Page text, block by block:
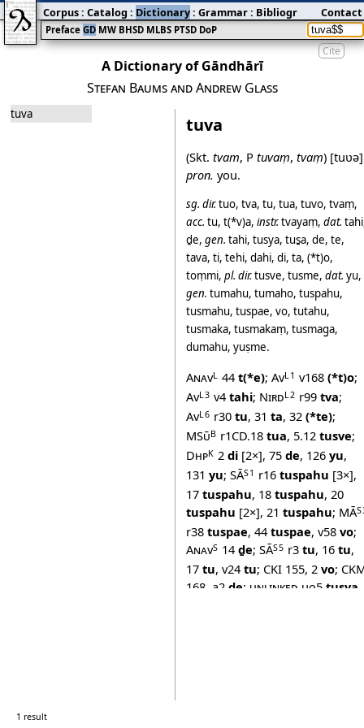
Cite
A Dictionary of Gāndhārī
Stefan Baums and Andrew Glass
tuva tuva
(Skt. tvam, P tuvaṃ, tvaṃ) [tuʋə]
pron. you.
sg. dir.tuo, tva, tu, tua, tuvo, tvaṃ,
acc. tu, t(*v)a, instr.tvayaṃ, dat. tahi
ḏe, gen. tahi, tusya, tus̱a, de, te,
tava, ti, tehi, dahi, di, ta, (*t)o,
toṃmi, pl. dir.tusve, tusme, dat. yu,
gen. tumahu, tumaho, tuspahu,
tusmahu, tuspae, vo, tutahu,
tusmaka, tusmakaṃ, tusmag̱a,
dumahu, yuṣme.
AnavL 44 t(*e); AvL1 v168 (*t)o;
AvL3 v4 tahi; NirdL2 r99 tva;
AvL6 r30 tu, 31 ta, 32 (*te);
MSūB r1CD.18 tua, 5.12 tusve;
DhpK 2 di[2×], 75 de, 126 yu,
131 yu; SĀS1 r16 tuspahu [3×],
17 tuspahu, 18 tuspahu, 20
tuspahu [2×], 21 tuspahu; MĀ
r38 tuspae, 44 tuspae, v58 vo;
AnavS 14 ḏe; SĀS5 r3 tu, 16 tu,
17 tu, v24 tu; CKI 155, 2 vo;
168, a2 de; unlinked uo5 tusya
1 result
Preface GD MW BHSD MLBS PTSD DoP
Corpus: Catalog : Dictionary: Grammar: Bibliography:Blog
Contact